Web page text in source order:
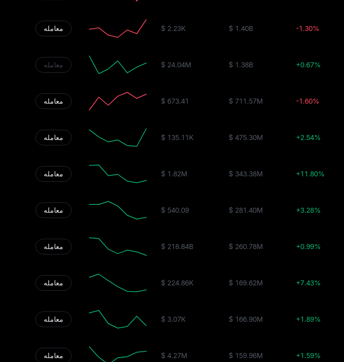
-1.30%
$ 1.40B
$ 2.23K معامله
+0.67%
$ 1.38B
$ 24.04M معامله
-1.60%
$ 711.57M
$ 673.41 معامله
+2.54%
$ 475.30M
$ 135.11K معامله
+11.80%
$ 343.38M
$ 1.82M معامله
+3.28%
$ 281.40M
$ 540.09 معامله
+0.99%
$ 260.78M
$ 218.84B معامله
+7.43%
$ 169.62M
$ 224.86K معامله
+1.89%
$ 166.90M
$ 3.07K معامله
+1.59%
$ 159.96M
$ 4.27M معامله